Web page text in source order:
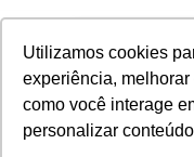
Utilizamos cookies
experiência,
como você interage
personalizar